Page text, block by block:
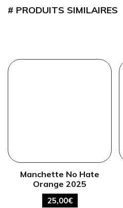
PRODUITS SIMILAIRES
Manchette No Hate
Orange 2025
25,00€